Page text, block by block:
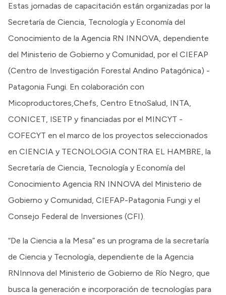
Estas jornadas de capacitación están organizadas por la
Secretaría de Ciencia, Tecnología y Economía del
Conocimiento de la Agencia RN INNOVA, dependiente
del Ministerio de Gobierno y Comunidad, por el CIEFAP
(Centro de Investigación Forestal Andino Patagónica) -
Patagonia Fungi. En colaboración con
Micoproductores,Chefs, Centro EtnoSalud, INTA,
CONICET, ISETP y financiadas por el MINCYT -
COFECYT en el marco de los proyectos seleccionados
en CIENCIA y TECNOLOGIA CONTRA EL HAMBRE, la
Secretaría de Ciencia, Tecnología y Economía del
Conocimiento Agencia RN INNOVA del Ministerio de
Gobierno y Comunidad, CIEFAP-Patagonia Fungi y el
Consejo Federal de Inversiones (CFI).
“De la Ciencia a la Mesa” es un programa de la secretaría
de Ciencia y Tecnología, dependiente de la Agencia
RNInnova del Ministerio de Gobierno de Río Negro, que
busca la generación e incorporación de tecnologías para